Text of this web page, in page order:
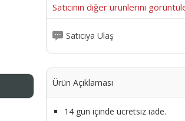
Satıcının diğer ürünlerini
Satıcıya Ulaş
Ürün Açıklaması
14 gün içinde ücretsiz iade.